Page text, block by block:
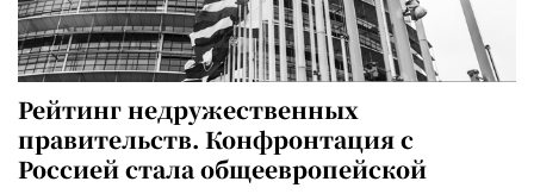
Рейтинг недружественных
правительств. Конфронтация с
Россией стала общеевропейской